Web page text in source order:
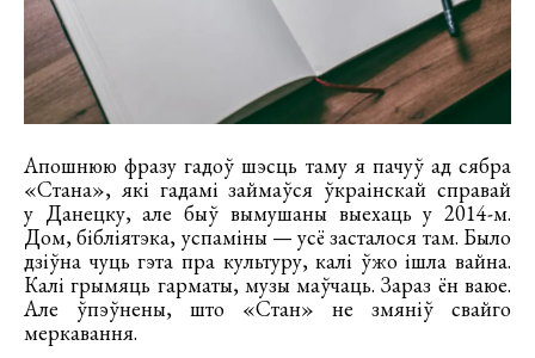
Апошнюю фразу гадоў шэсць таму я пачуў ад сябра
«Стана», які гадамі займаўся ўкраінскай справай
у Данецку, але быў вымушаны выехаць у 2014-м.
Дом, бібліятэка, успаміны — усё засталося там. Было
дзіўна чуць гэта пра культуру, калі ўжо ішла вайна.
Калі грымяць гарматы, музы маўчаць. Зараз ён ваюе.
Але ўпэўнены, што «Стан» не змяніў свайго
меркавання.